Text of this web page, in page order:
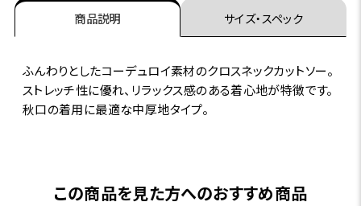
商品説明 サイズ・スペック
ふんわりとしたコーデュロイ素材のクロスネックカットソー。
ストレッチ性に優れ、リラックス感のある着心地が特徴です。
秋口の着用に最適な中厚地タイプ。
この商品を見た方へのおすすめ商品